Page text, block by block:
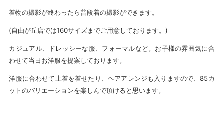
着物の撮影が終わったら普段着の撮影ができます。
(自由が丘店では160サイズまでご用意しております。)
カジュアル、ドレッシーな服、フォーマルなど。お子様の雰囲気に合
わせて当日お洋服を提案しております。
洋服に合わせて上着を着せたり、ヘアアレンジも入りますので、85カ
ットのバリエーションを楽しんで頂けると思います。